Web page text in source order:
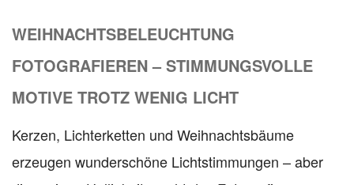
WEIHNACHTSBELEUCHTUNG
FOTOGRAFIEREN – STIMMUNGSVOLLE
MOTIVE TROTZ WENIG LICHT
Kerzen, Lichterketten und Weihnachtsbäume
erzeugen wunderschöne Lichtstimmungen – aber